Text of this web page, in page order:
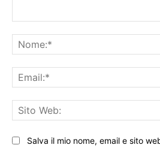
Salva il mio nome, email e sito